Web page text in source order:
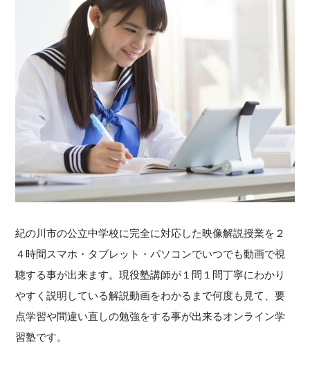
紀の川市の公立中学校に完全に対応した映像解説授業を２
４時間スマホ・タブレット・パソコンでいつでも動画で視
聴する事が出来ます。現役塾講師が１問１問丁寧にわかり
やすく説明している解説動画をわかるまで何度も見て、要
点学習や間違い直しの勉強をする事が出来るオンライン学
習塾です。